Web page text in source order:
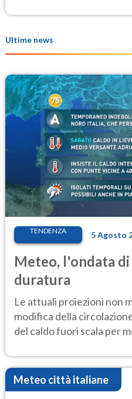
Ultime news
TENDENZA 5 Agosto
Meteo, l'ondata
duratura
Le attuali proiezioni non
modifica della
del caldo fuori scala per
Meteo città italiane